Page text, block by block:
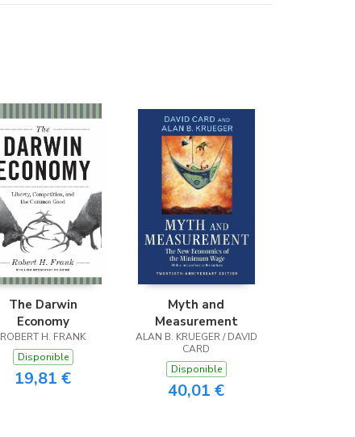
(Málaga)
The Darwin
Economy
ROBERT H. FRANK
Disponible
19,81 €
Myth and
Measurement
ALAN B. KRUEGER / DAVID
CARD
Disponible
40,01 €